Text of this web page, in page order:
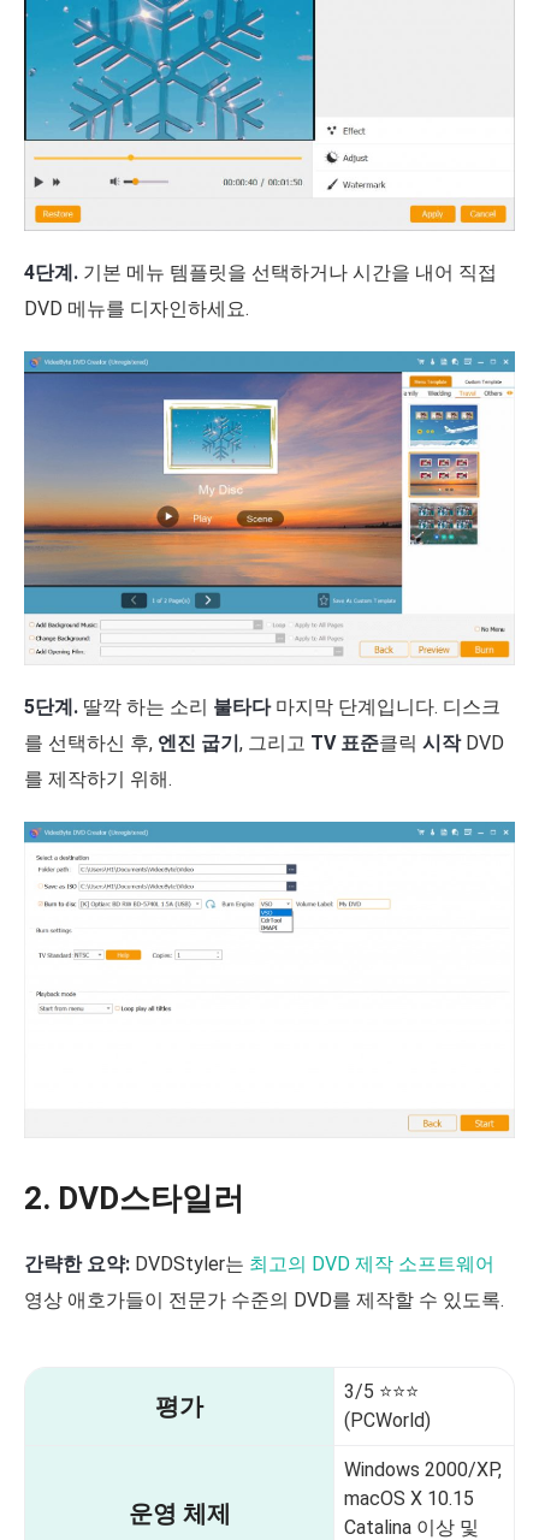
4단계. 기본 메뉴 템플릿을 선택하거나 시간을 내어 직접
DVD 메뉴를 디자인하세요.
5단계. 딸깍 하는 소리 불타다마지막 단계입니다. 디스크
를 선택하신 후, 엔진 굽기 , 그리고 TV 표준클릭 시작DVD
를 제작하기 위해.
2. DVD스타일러
간략한 요약: DVDStyler는 최고의 DVD 제작 소프트웨어
영상 애호가들이 전문가 수준의 DVD를 제작할 수 있도록.
평가
3/5 ⭐⭐⭐
(PCWorld)
운영 체제
Windows 2000/XP,
macOS X 10.15
Catalina 이상 및